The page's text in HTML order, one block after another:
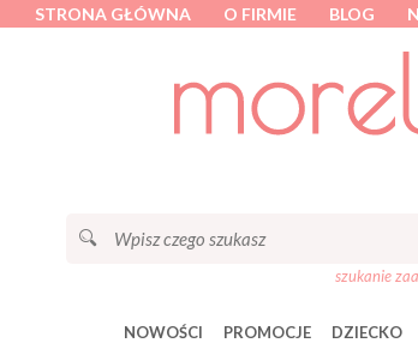
STRONA GŁÓWNA O FIRMIE BLOG
szukanie
NOWOŚCI PROMOCJE DZIECKO